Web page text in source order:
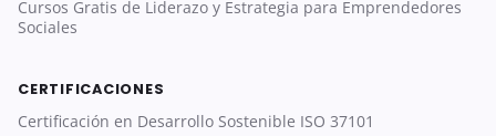
Cursos Gratis de Liderazo y Estrategia para Emprendedores
Sociales
CERTIFICACIONES
Certificación en Desarrollo Sostenible ISO 37101